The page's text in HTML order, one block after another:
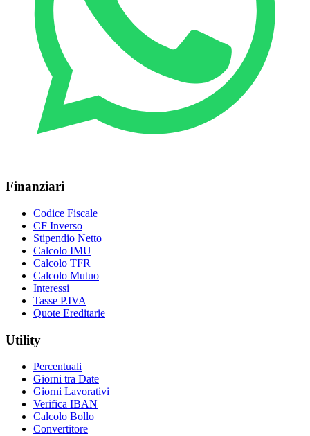
Finanziari
Codice Fiscale
CF Inverso
Stipendio Netto
Calcolo IMU
Calcolo TFR
Calcolo Mutuo
Interessi
Tasse P.IVA
Quote Ereditarie
Utility
Percentuali
Giorni tra Date
Giorni Lavorativi
Verifica IBAN
Calcolo Bollo
Convertitore